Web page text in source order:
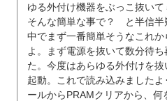
ゆる外付け機器をぶっこ抜い
そんな簡単な事で？ と半信半
中でまず一番簡単そうなこれ
よ。まず電源を抜いて数分待
た。今度はあらゆる外付けを
起動。これで読み込みました
ールからPRAMクリアから、